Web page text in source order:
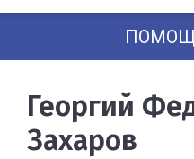
Георгий
Захаров